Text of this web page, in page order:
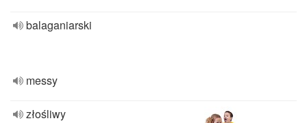
balaganiarski
messy
złośliwy